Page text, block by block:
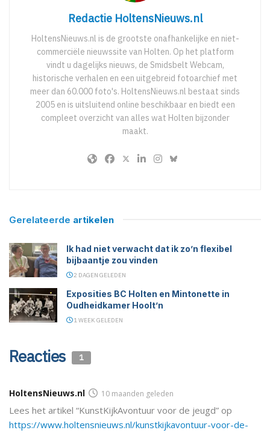
Redactie HoltensNieuws.nl
HoltensNieuws.nl is de grootste onafhankelijke en niet-
commerciële nieuwssite van Holten. Op het platform
vindt u dagelijks nieuws, de Smidsbelt Webcam,
historische verhalen en een uitgebreid fotoarchief met
meer dan 60.000 foto's. HoltensNieuws.nl bestaat sinds
2005 en is uitsluitend online beschikbaar en biedt een
compleet overzicht van alles wat Holten bijzonder
maakt.
Gerelateerde artikelen
Ik had niet verwacht dat ik zo’n flexibel
bijbaantje zou vinden
2 DAGEN GELEDEN
Exposities BC Holten en Mintonette in
Oudheidkamer Hoolt’n
1 WEEK GELEDEN
Reacties 1
HoltensNieuws.nl 10 maanden geleden
Lees het artikel “KunstKijkAvontuur voor de jeugd” op
https://www.holtensnieuws.nl/kunstkijkavontuur-voor-de-